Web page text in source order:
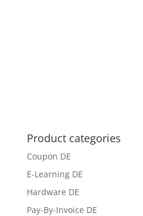
Product categories
Coupon DE
E-Learning DE
Hardware DE
Pay-By-Invoice DE